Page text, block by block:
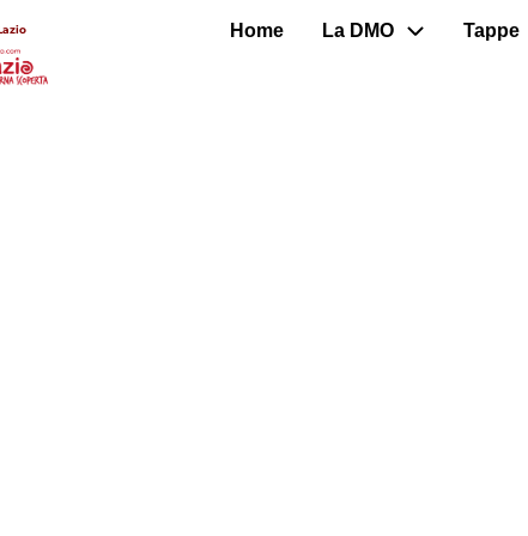
Home La DMO Tappe